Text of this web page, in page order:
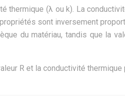
(λ ou k). La
sont inversement
du matériau, tandis que la
R et la conductivité thermique